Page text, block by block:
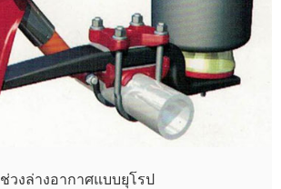
ช่วงล่างอากาศแบบยุโรป